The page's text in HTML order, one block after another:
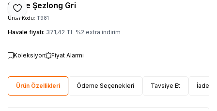
Favoriye Ekle
Şişme Şezlong Gri
Ürün Kodu: T981
Havale fiyatı: 371,42 TL %2 extra indirim
Koleksiyon Fiyat Alarmı
Ürün Özellikleri Ödeme Seçenekleri Tavsiye Et İade